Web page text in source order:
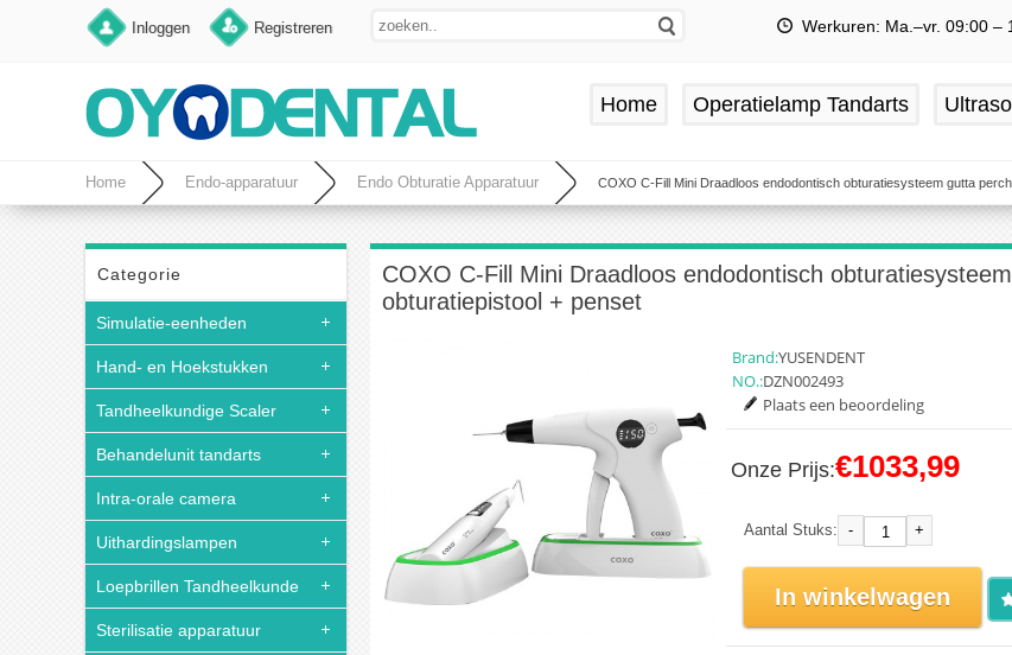
Inloggen Registreren Werkuren: Ma.–vr. 09:00 –
Home Operatielamp Tandarts
Home Endo-apparatuur Endo Obturatie Apparatuur COXO C-Fill Mini Draadloos endodontisch obturatiesysteem gutta
Categorie
Simulatie-eenheden
Hand- en Hoekstukken
Tandheelkundige Scaler
Behandelunit tandarts
Intra-orale camera
Uithardingslampen
Loepbrillen Tandheelkunde
Sterilisatie apparatuur
COXO C-Fill Mini Draadloos endodontisch
obturatiepistool + penset
Brand:YUSENDENT
NO.:DZN002493
Plaats een beoordeling
Onze Prijs:€1033,99
Aantal Stuks: - +
In winkelwagen